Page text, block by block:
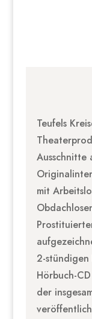
Teufels
Ausschnitte
mit
2-stündigen
Hörbuch-
der